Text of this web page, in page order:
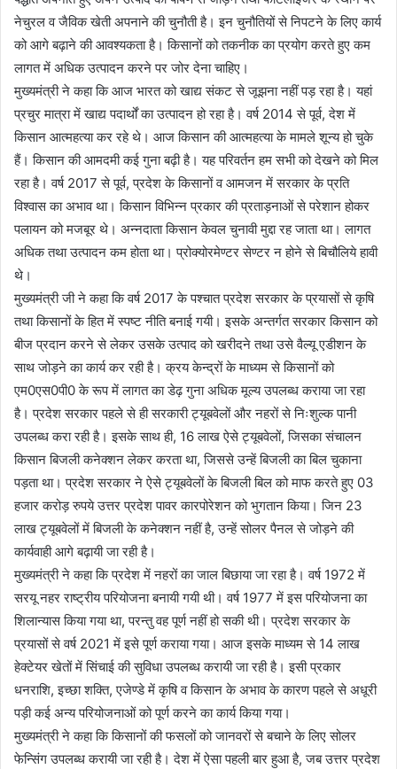
नेचुरल व जैविक खेती अपनाने की चुनौती है। इन चुनौतियों से निपटने के लिए कार्य
को आगे बढ़ाने की आवश्यकता है। किसानों को तकनीक का प्रयोग करते हुए कम
लागत में अधिक उत्पादन करने पर जोर देना चाहिए।
मुख्यमंत्री ने कहा कि आज भारत को खाद्य संकट से जूझना नहीं पड़ रहा है। यहां
प्रचुर मात्रा में खाद्य पदार्थों का उत्पादन हो रहा है। वर्ष 2014 से पूर्व, देश में
किसान आत्महत्या कर रहे थे। आज किसान की आत्महत्या के मामले शून्य हो चुके
हैं। किसान की आमदमी कई गुना बढ़ी है। यह परिवर्तन हम सभी को देखने को मिल
रहा है। वर्ष 2017 से पूर्व, प्रदेश के किसानों व आमजन में सरकार के प्रति
विश्वास का अभाव था। किसान विभिन्न प्रकार की प्रताड़नाओं से परेशान होकर
पलायन को मजबूर थे। अन्नदाता किसान केवल चुनावी मुद्दा रह जाता था। लागत
अधिक तथा उत्पादन कम होता था। प्रोक्योरमेण्टर सेण्टर न होने से बिचौलिये हावी
थे।
मुख्यमंत्री जी ने कहा कि वर्ष 2017 के पश्चात प्रदेश सरकार के प्रयासों से कृषि
तथा किसानों के हित में स्पष्ट नीति बनाई गयी। इसके अन्तर्गत सरकार किसान को
बीज प्रदान करने से लेकर उसके उत्पाद को खरीदने तथा उसे वैल्यू एडीशन के
साथ जोड़ने का कार्य कर रही है। क्रय केन्द्रों के माध्यम से किसानों को
एम0एस0पी0 के रूप में लागत का डेढ़ गुना अधिक मूल्य उपलब्ध कराया जा रहा
है। प्रदेश सरकार पहले से ही सरकारी ट्यूबवेलों और नहरों से निःशुल्क पानी
उपलब्ध करा रही है। इसके साथ ही, 16 लाख ऐसे ट्यूबवेलों, जिसका संचालन
किसान बिजली कनेक्शन लेकर करता था, जिससे उन्हें बिजली का बिल चुकाना
पड़ता था। प्रदेश सरकार ने ऐसे ट्यूबवेलों के बिजली बिल को माफ करते हुए 03
हजार करोड़ रुपये उत्तर प्रदेश पावर कारपोरेशन को भुगतान किया। जिन 23
लाख ट्यूबवेलों में बिजली के कनेक्शन नहीं है, उन्हें सोलर पैनल से जोड़ने की
कार्यवाही आगे बढ़ायी जा रही है।
मुख्यमंत्री ने कहा कि प्रदेश में नहरों का जाल बिछाया जा रहा है। वर्ष 1972 में
सरयू नहर राष्ट्रीय परियोजना बनायी गयी थी। वर्ष 1977 में इस परियोजना का
शिलान्यास किया गया था, परन्तु वह पूर्ण नहीं हो सकी थी। प्रदेश सरकार के
प्रयासों से वर्ष 2021 में इसे पूर्ण कराया गया। आज इसके माध्यम से 14 लाख
हेक्टेयर खेतों में सिंचाई की सुविधा उपलब्ध करायी जा रही है। इसी प्रकार
धनराशि, इच्छा शक्ति, एजेण्डे में कृषि व किसान के अभाव के कारण पहले से अधूरी
पड़ी कई अन्य परियोजनाओं को पूर्ण करने का कार्य किया गया।
मुख्यमंत्री ने कहा कि किसानों की फसलों को जानवरों से बचाने के लिए सोलर
फेन्सिंग उपलब्ध करायी जा रही है। देश में ऐसा पहली बार हुआ है, जब उत्तर प्रदेश